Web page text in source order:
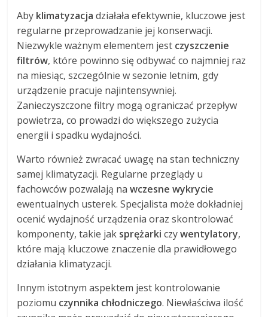
Aby klimatyzacja działała efektywnie, kluczowe jest
regularne przeprowadzanie jej konserwacji.
Niezwykle ważnym elementem jest czyszczenie
filtrów, które powinno się odbywać co najmniej raz
na miesiąc, szczególnie w sezonie letnim, gdy
urządzenie pracuje najintensywniej.
Zanieczyszczone filtry mogą ograniczać przepływ
powietrza, co prowadzi do większego zużycia
energii i spadku wydajności.
Warto również zwracać uwagę na stan techniczny
samej klimatyzacji. Regularne przeglądy u
fachowców pozwalają nawczesne wykrycie
ewentualnych usterek. Specjalista może dokładniej
ocenić wydajność urządzenia oraz skontrolować
komponenty, takie jak sprężarki czywentylatory,
które mają kluczowe znaczenie dla prawidłowego
działania klimatyzacji.
Innym istotnym aspektem jest kontrolowanie
poziomu czynnika chłodniczego. Niewłaściwa ilość